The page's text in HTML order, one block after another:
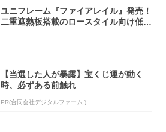
ユニフレーム『ファイアレイル』発売！
二重遮熱板搭載のロースタイル向け低型
【当選した人が暴露】宝くじ運が動く
時、必ずある前触れ
PR(合同会社デジタルファーム )